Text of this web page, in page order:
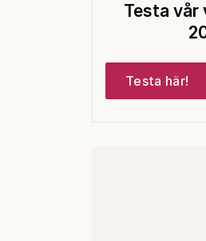
Testa vår
Testa här!